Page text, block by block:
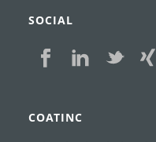
SOCIAL
COATINC